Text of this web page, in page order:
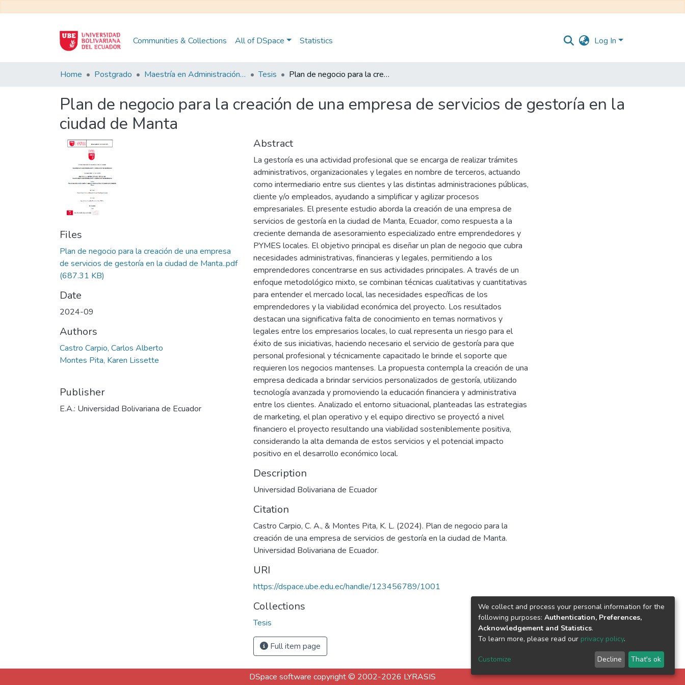
Communities & Collections All of DSpace Statistics Log In
Home Postgrado Maestría en Administración y Dirección de Empresas Tesis Plan de negocio para la creación de una empresa de servicios de gestoría en la ciudad de Manta
Plan de negocio para la creación de una empresa de servicios de gestoría en la
ciudad de Manta
Files
Plan de negocio para la creación de una empresa
de servicios de gestoría en la ciudad de Manta..pdf
(687.31 KB)
Date
2024-09
Authors
Castro Carpio, Carlos Alberto
Montes Pita, Karen Lissette
Publisher
E.A.: Universidad Bolivariana de Ecuador
Abstract
La gestoría es una actividad profesional que se encarga de realizar trámites
administrativos, organizacionales y legales en nombre de terceros, actuando
como intermediario entre sus clientes y las distintas administraciones públicas,
cliente y/o empleados, ayudando a simplificar y agilizar procesos
empresariales. El presente estudio aborda la creación de una empresa de
servicios de gestoría en la ciudad de Manta, Ecuador, como respuesta a la
creciente demanda de asesoramiento especializado entre emprendedores y
PYMES locales. El objetivo principal es diseñar un plan de negocio que cubra
necesidades administrativas, financieras y legales, permitiendo a los
emprendedores concentrarse en sus actividades principales. A través de un
enfoque metodológico mixto, se combinan técnicas cualitativas y cuantitativas
para entender el mercado local, las necesidades específicas de los
emprendedores y la viabilidad económica del proyecto. Los resultados
destacan una significativa falta de conocimiento en temas normativos y
legales entre los empresarios locales, lo cual representa un riesgo para el
éxito de sus iniciativas, haciendo necesario el servicio de gestoría para que
personal profesional y técnicamente capacitado le brinde el soporte que
requieren los negocios mantenses. La propuesta contempla la creación de una
empresa dedicada a brindar servicios personalizados de gestoría, utilizando
tecnología avanzada y promoviendo la educación financiera y administrativa
entre los clientes. Analizado el entorno situacional, planteadas las estrategias
de marketing, el plan operativo y el equipo directivo se proyectó a nivel
financiero el proyecto resultando una viabilidad sosteniblemente positiva,
considerando la alta demanda de estos servicios y el potencial impacto
positivo en el desarrollo económico local.
Description
Universidad Bolivariana de Ecuador
Citation
Castro Carpio, C. A., & Montes Pita, K. L. (2024). Plan de negocio para la
creación de una empresa de servicios de gestoría en la ciudad de Manta.
Universidad Bolivariana de Ecuador.
URI
https://dspace.ube.edu.ec/handle/123456789/1001
Collections
Tesis
Full item page
DSpace software copyright © 2002-2026 LYRASIS
We collect and process your personal information for the
following purposes: Authentication, Preferences,
Acknowledgement and Statistics.
To learn more, please read our privacy policy.
Customize Decline That's ok